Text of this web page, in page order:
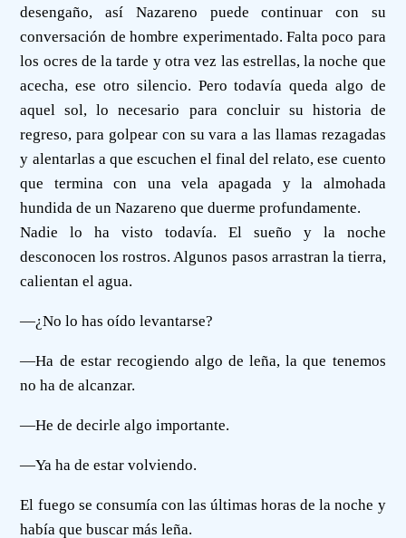
desengaño, así Nazareno puede continuar con su
conversación de hombre experimentado. Falta poco para
los ocres de la tarde y otra vez las estrellas, la noche que
acecha, ese otro silencio. Pero todavía queda algo de
aquel sol, lo necesario para concluir su historia de
regreso, para golpear con su vara a las llamas rezagadas
y alentarlas a que escuchen el final del relato, ese cuento
que termina con una vela apagada y la almohada
hundida de un Nazareno que duerme profundamente.
Nadie lo ha visto todavía. El sueño y la noche
desconocen los rostros. Algunos pasos arrastran la tierra,
calientan el agua.
—¿No lo has oído levantarse?
—Ha de estar recogiendo algo de leña, la que tenemos
no ha de alcanzar.
—He de decirle algo importante.
—Ya ha de estar volviendo.
El fuego se consumía con las últimas horas de la noche y
había que buscar más leña.